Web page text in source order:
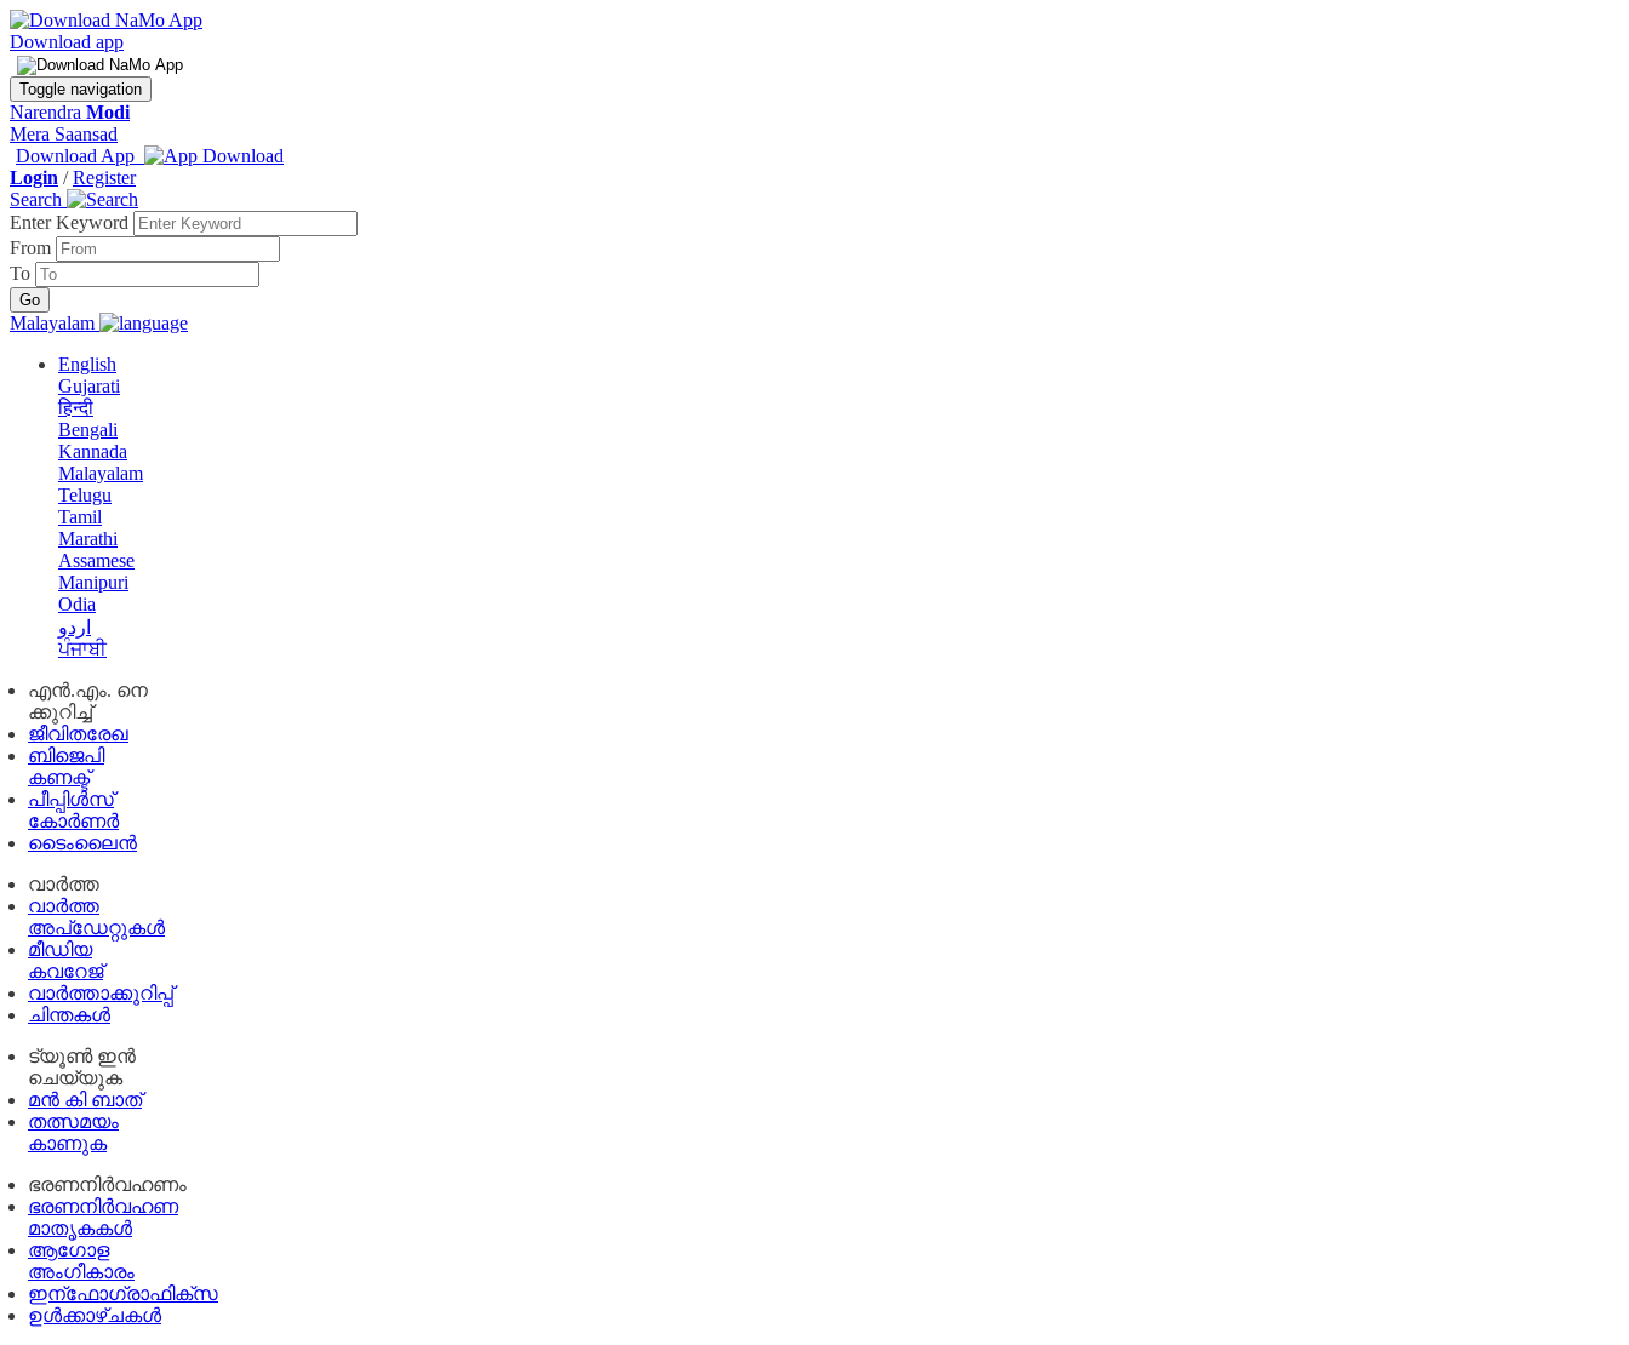
Download app
Toggle navigation
Narendra Modi
Mera Saansad
Download App
Login /Register
Search
Enter Keyword
From
To
Malayalam
English
Gujarati
हिन्दी
Bengali
Kannada
Malayalam
Telugu
Tamil
Marathi
Assamese
Manipuri
Odia
اردو
ਪੰਜਾਬੀ
എൻ.എം. നെ
ക്കുറിച്ച്
ജീവിതരേഖ
ബിജെപി
കണക്ട്
പീപ്പിൾസ്
കോർണർ
ടൈംലൈൻ
വാർത്ത
വാർത്ത
അപ്ഡേറ്റുകൾ
മീഡിയ
കവറേജ്
വാർത്താക്കുറിപ്പ്
ചിന്തകൾ
ട്യൂൺ ഇൻ
ചെയ്യുക
മൻ കി ബാത്
തത്സമയം
കാണുക
ഭരണനിര്‍വഹണം
ഭരണനിര്‍വഹണ
മാതൃകകൾ
ആഗോള
അംഗീകാരം
ഇന്ഫോഗ്രാഫിക്സ
ഉള്‍ക്കാഴ്‌ചകൾ